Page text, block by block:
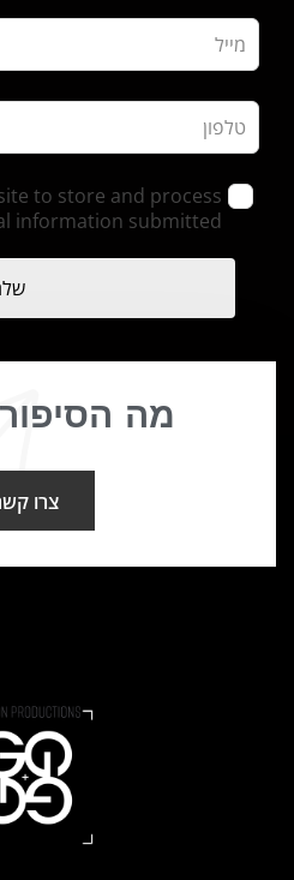
to store and process
information submitted.
מה
צרו